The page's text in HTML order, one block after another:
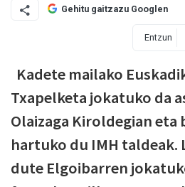
Gehitu gaitzazu Googlen
Entzun
Kadete mailako
Txapelketa jokatuko da
Olaizaga Kiroldegian
hartuko du IMH
dute Elgoibarren